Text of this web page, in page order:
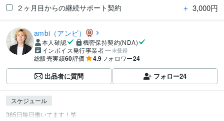
２ヶ月目からの継続サポート契約 ＋ 3,000円
ambi（アンビ）
本人確認
機密保持契約(NDA)
インボイス発行事業者
未登録
総販売実績60評価 4.9フォロワー24
出品者に質問 フォロー24
スケジュール